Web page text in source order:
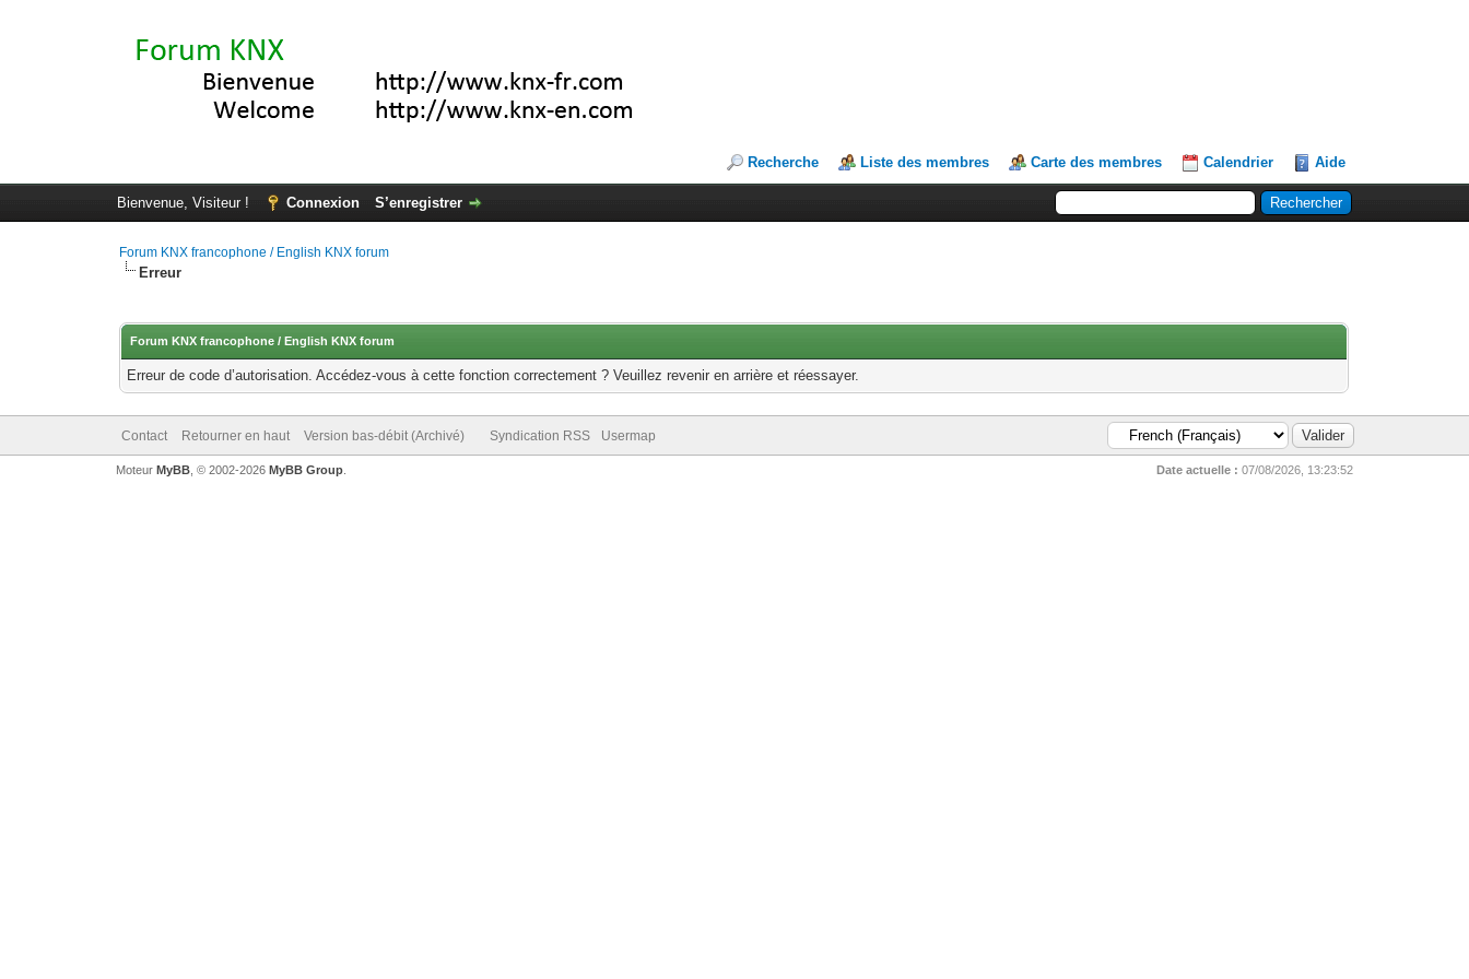
Recherche Liste des membres Carte des membres Calendrier Aide
Bienvenue, Visiteur ! Connexion S’enregistrer
Forum KNX francophone / English KNX forum
Erreur
Forum KNX francophone / English KNX forum
Erreur de code d’autorisation. Accédez-vous à cette fonction correctement ? Veuillez revenir en arrière et réessayer.
Contact Retourner en haut Version bas-débit (Archivé) Syndication RSS Usermap
Date actuelle : 07/08/2026, 13:23:52
Moteur MyBB, © 2002-2026 MyBB Group.